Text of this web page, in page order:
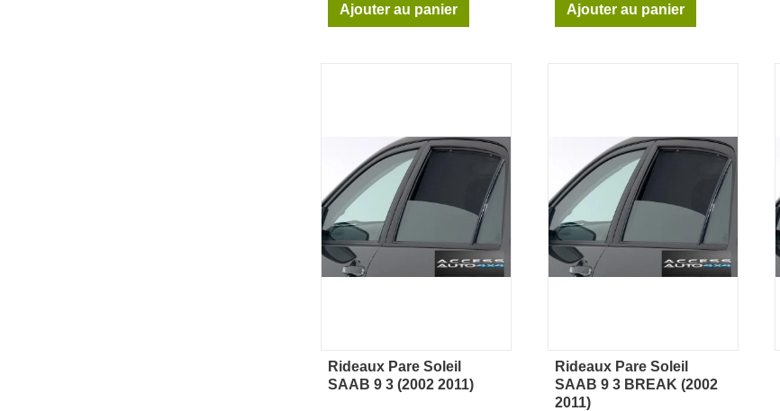
Ajouter au panier Ajouter au panier
Aperçu rapide
Rideaux Pare Soleil
SAAB 9 3 (2002 2011)
Aperçu rapide
Rideaux Pare Soleil
SAAB 9 3 BREAK (2002
2011)